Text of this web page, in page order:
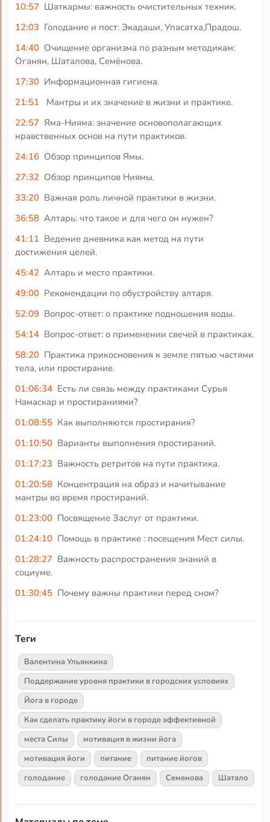
10:57 Шаткармы: важность очистительных техник.
12:03 Голодание и пост: Экадаши, Упасатха,Прадош.
14:40 Очищение организма по разным методикам:
Оганян, Шаталова, Семёнова.
17:30 Информационная гигиена.
21:51
Мантры и их значение в жизни и практике.
22:57 Яма-Нияма: значение основополагающих
нравственных основ на пути практиков.
24:16 Обзор принципов Ямы.
27:32 Обзор принципов Ниямы.
33:20 Важная роль личной практики в жизни.
36:58 Алтарь: что такое и для чего он нужен?
41:11 Ведение дневника как метод на пути
достижения целей.
45:42 Алтарь и место практики.
49:00 Рекомендации по обустройству алтаря.
52:09 Вопрос-ответ: о практике подношения воды.
54:14 Вопрос-ответ: о применении свечей в практиках.
58:20 Практика прикосновения к земле пятью частями
тела, или простирание.
01:06:34 Есть ли связь между практиками Сурья
Намаскар и простираниями?
01:08:55 Как выполняются простирания?
01:10:50 Варианты выполнения простираний.
01:17:23 Важность ретритов на пути практика.
01:20:58 Концентрация на образ и начитывание
мантры во время простираний.
01:23:00 Посвящение Заслуг от практики.
01:24:10 Помощь в практике : посещения Мест силы.
01:28:27 Важность распространения знаний в
социуме.
01:30:45 Почему важны практики перед сном?
Теги
Валентина Ульянкина
Поддержание уровня практики в городских условиях
Йога в городе
Как сделать практику йоги в городе эффективной
места Силы
мотивация в жизни йога
мотивация йоги
питание
питание йогов
голодание
голодание Оганян Семенова Шатало